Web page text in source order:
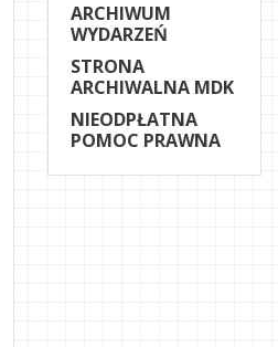
ARCHIWUM
WYDARZEŃ
STRONA
ARCHIWALNA MDK
NIEODPŁATNA
POMOC PRAWNA